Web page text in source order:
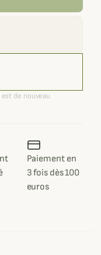
de nouveau
Paiement en
3 fois dès 100
euros